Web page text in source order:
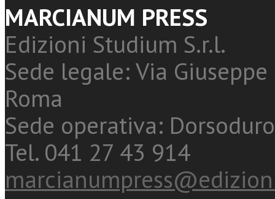
MARCIANUM PRESS
Edizioni Studium S.r.l.
Sede legale: Via
Roma
Sede operativa:
Tel. 041 27 43 914